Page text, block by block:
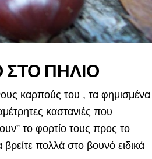
ΠΗΛΙΟ
καρπούς του , τα φημισμένα
καστανιές που
το φορτίο τους προς το
βρείτε πολλά στο βουνό ειδικά